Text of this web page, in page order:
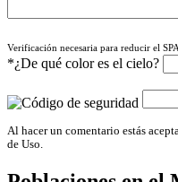
Verificación necesaria para reducir el
*¿De qué color es el cielo?
Al hacer un comentario estás
de Uso.